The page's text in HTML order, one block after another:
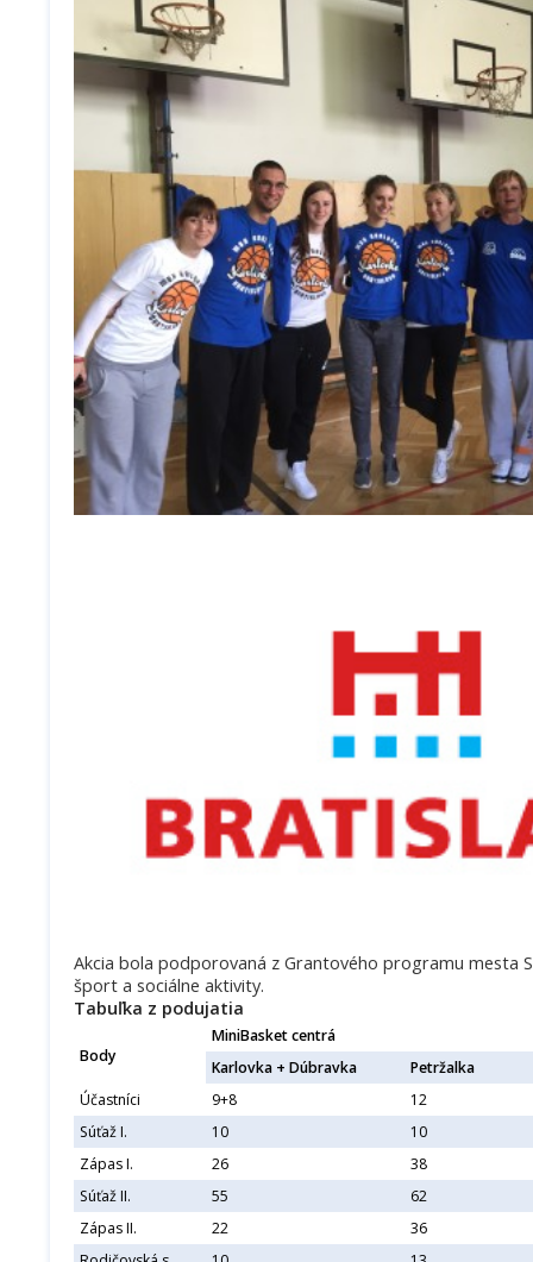
Akcia bola podporovaná z Grantového programu mesta
šport a sociálne aktivity.
Tabuľka z podujatia
Body
MiniBasket centrá
Karlovka + Dúbravka
Petržalka
Účastníci
9+8
12
Súťaž I.
10
10
Zápas I.
26
38
Súťaž II.
55
62
Zápas II.
22
36